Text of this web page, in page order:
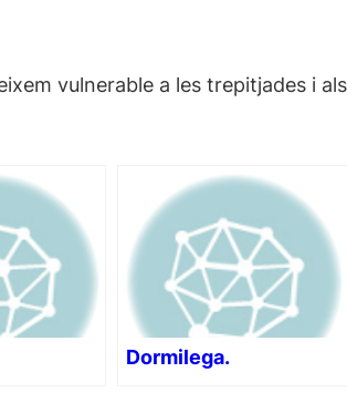
vulnerable a les trepitjades i
Dormilega.